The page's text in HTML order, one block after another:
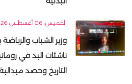
الخميس, 06 أغسطس 2026 - 09:41 م
وزير الشباب
ناشئات اليد في
التاريخ وحصد